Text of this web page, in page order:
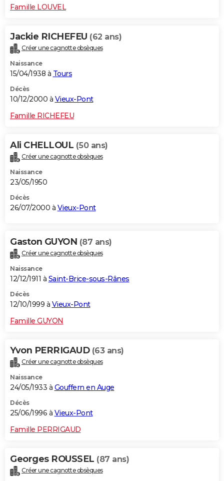
Famille LOUVEL
Jackie RICHEFEU (62 ans)
Créer une cagnotte obsèques
Naissance
15/04/1938 à Tours
Décès
10/12/2000 à Vieux-Pont
Famille RICHEFEU
Ali CHELLOUL (50 ans)
Créer une cagnotte obsèques
Naissance
23/05/1950
Décès
26/07/2000 à Vieux-Pont
Gaston GUYON (87 ans)
Créer une cagnotte obsèques
Naissance
12/12/1911 à Saint-Brice-sous-Rânes
Décès
12/10/1999 à Vieux-Pont
Famille GUYON
Yvon PERRIGAUD (63 ans)
Créer une cagnotte obsèques
Naissance
24/05/1933 à Gouffern en Auge
Décès
25/06/1996 à Vieux-Pont
Famille PERRIGAUD
Georges ROUSSEL (87 ans)
Créer une cagnotte obsèques